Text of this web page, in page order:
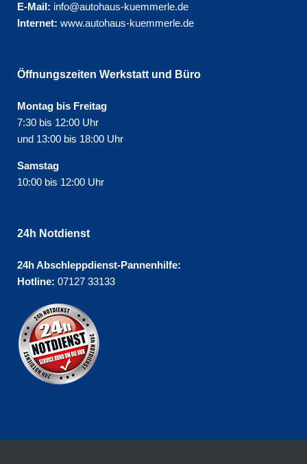
E-Mail: info@autohaus-kuemmerle.de
Internet: www.autohaus-kuemmerle.de
Öffnungszeiten Werkstatt und Büro
Montag bis Freitag
7:30 bis 12:00 Uhr
und 13:00 bis 18:00 Uhr
Samstag
10:00 bis 12:00 Uhr
24h Notdienst
24h Abschleppdienst-Pannenhilfe:
Hotline: 07127 33133